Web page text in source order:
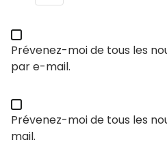
Prévenez-moi de tous les
par e-mail.
Prévenez-moi de tous les
mail.